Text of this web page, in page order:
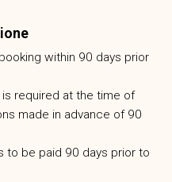
within 90 days prior
required at the time of
made in advance of 90
to be paid 90 days prior to